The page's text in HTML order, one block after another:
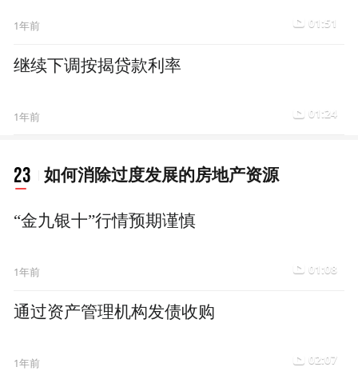
1年前 01:51
继续下调按揭贷款利率
1年前 01:24
23 如何消除过度发展的房地产资源
“金九银十”行情预期谨慎
1年前 01:08
通过资产管理机构发债收购
1年前 02:07